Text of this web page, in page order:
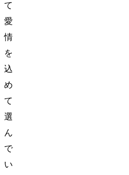
て
愛
情
を
込
め
て
選
ん
で
い